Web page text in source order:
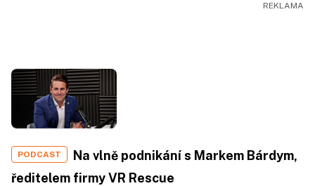
PODCAST
Na vlně podnikání s Markem Bárdym,
ředitelem firmy VR Rescue